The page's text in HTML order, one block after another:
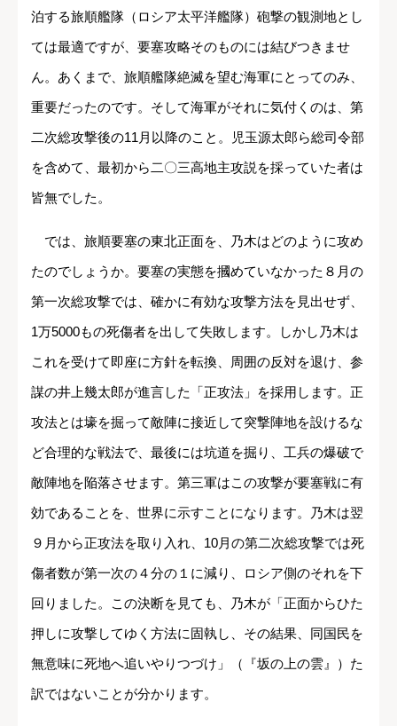
泊する旅順艦隊（ロシア太平洋艦隊）砲撃の観測地とし
ては最適ですが、要塞攻略そのものには結びつきませ
ん。あくまで、旅順艦隊絶滅を望む海軍にとってのみ、
重要だったのです。そして海軍がそれに気付くのは、第
二次総攻撃後の11月以降のこと。児玉源太郎ら総司令部
を含めて、最初から二〇三高地主攻説を採っていた者は
皆無でした。
では、旅順要塞の東北正面を、乃木はどのように攻め
たのでしょうか。要塞の実態を摑めていなかった８月の
第一次総攻撃では、確かに有効な攻撃方法を見出せず、
1万5000もの死傷者を出して失敗します。しかし乃木は
これを受けて即座に方針を転換、周囲の反対を退け、参
謀の井上幾太郎が進言した「正攻法」を採用します。正
攻法とは壕を掘って敵陣に接近して突撃陣地を設けるな
ど合理的な戦法で、最後には坑道を掘り、工兵の爆破で
敵陣地を陥落させます。第三軍はこの攻撃が要塞戦に有
効であることを、世界に示すことになります。乃木は翌
９月から正攻法を取り入れ、10月の第二次総攻撃では死
傷者数が第一次の４分の１に減り、ロシア側のそれを下
回りました。この決断を見ても、乃木が「正面からひた
押しに攻撃してゆく方法に固執し、その結果、同国民を
無意味に死地へ追いやりつづけ」（『坂の上の雲』）た
訳ではないことが分かります。